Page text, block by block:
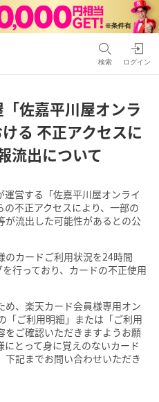
検索 ログイン
佐嘉平川屋オンラ
る 不正アクセスに
流出について
営する「佐嘉平川屋オンライ
不正アクセスにより、一部の
が流出した可能性があるとの公
のカードご利用状況を24時間
行っており、カードの不正使用
め、楽天カード会員様専用オン
「ご利用明細」または「ご利用
をご確認いただきますようお願
とって身に覚えのないカード
記までお問い合わせいただき